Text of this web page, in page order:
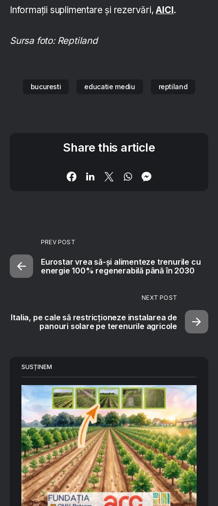
Informații suplimentare și rezervări,AICI.
Sursa foto: Reptiland
bucuresti educatie mediu reptiland
Share this article
PREV POST
Eurostar vrea să-și alimenteze trenurile cu
energie 100% regenerabilă până în 2030
NEXT POST
Italia, pe cale să restricționeze instalarea de
panouri solare pe terenurile agricole
SUSȚINEM